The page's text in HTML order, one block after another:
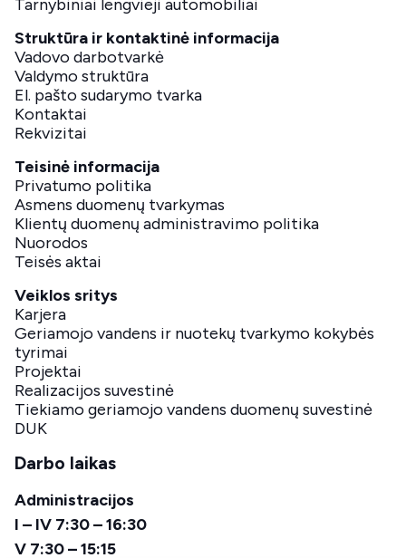
Tarnybiniai lengvieji automobiliai
Struktūra ir kontaktinė informacija
Vadovo darbotvarkė
Valdymo struktūra
El. pašto sudarymo tvarka
Kontaktai
Rekvizitai
Teisinė informacija
Privatumo politika
Asmens duomenų tvarkymas
Klientų duomenų administravimo politika
Nuorodos
Teisės aktai
Veiklos sritys
Karjera
Geriamojo vandens ir nuotekų tvarkymo kokybės
tyrimai
Projektai
Realizacijos suvestinė
Tiekiamo geriamojo vandens duomenų suvestinė
DUK
Darbo laikas
Administracijos
I – IV 7:30 – 16:30
V 7:30 – 15:15